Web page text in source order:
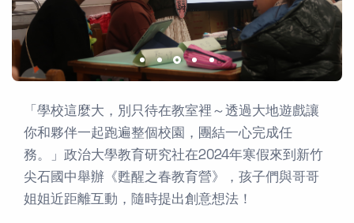
「學校這麼大，別只待在教室裡～透過大地遊戲讓
你和夥伴一起跑遍整個校園，團結一心完成任
務。」政治大學教育研究社在2024年寒假來到新竹
尖石國中舉辦《甦醒之春教育營》，孩子們與哥哥
姐姐近距離互動，隨時提出創意想法！